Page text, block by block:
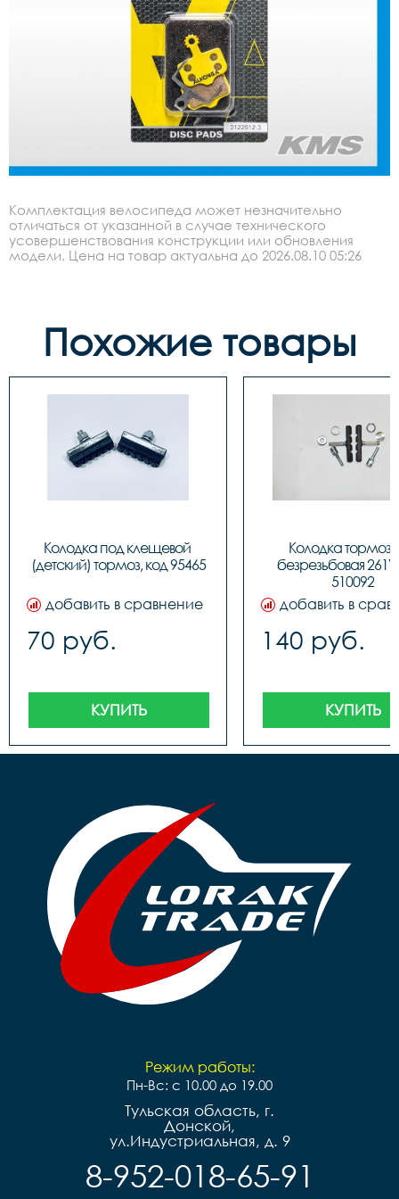
Комплектация велосипеда может незначительно
отличаться от указанной в случае технического
усовершенствования конструкции или обновления
модели. Цена на товар актуальна до 2026.08.10 05:26
Похожие товары
Колодка под клещевой
(детский) тормоз, код 95465
добавить в сравнение
70 руб.
КУПИТЬ
Колодка
безрезьбовая
510092
добавить в
140 руб.
КУПИТЬ
Режим работы:
Пн-Вс: с 10.00 до 19.00
Тульская область, г.
Донской,
ул.Индустриальная, д. 9
8-952-018-65-91